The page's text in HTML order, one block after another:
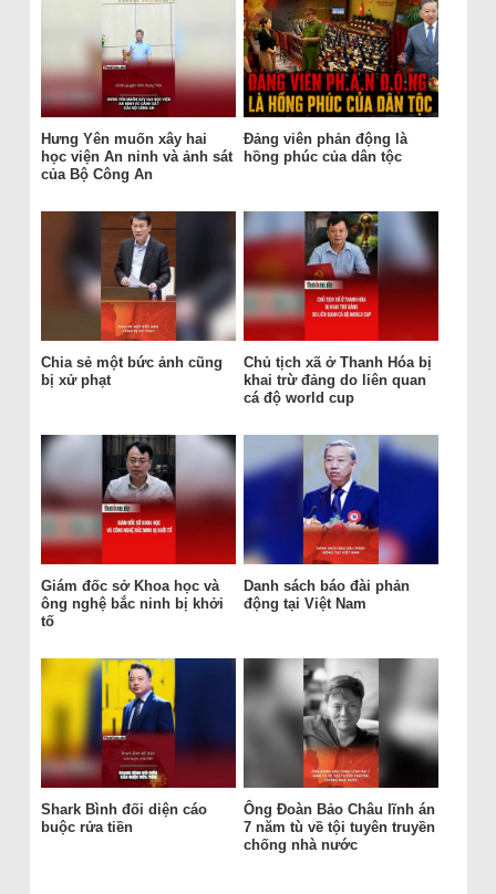
Hưng Yên muốn xây hai
học viện An ninh và ảnh sát
của Bộ Công An
Đảng viên phản động là
hồng phúc của dân tộc
Chia sẻ một bức ảnh cũng
bị xử phạt
Chủ tịch xã ở Thanh Hóa bị
khai trừ đảng do liên quan
cá độ world cup
Giám đốc sở Khoa học và
ông nghệ bắc ninh bị khởi
tố
Danh sách báo đài phản
động tại Việt Nam
Shark Bình đối diện cáo
buộc rửa tiền
Ông Đoàn Bảo Châu lĩnh án
7 năm tù về tội tuyên truyền
chống nhà nước